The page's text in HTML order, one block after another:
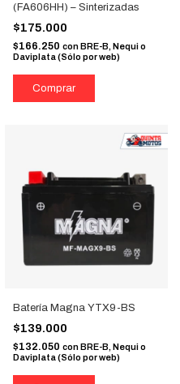
(FA606HH) – Sinterizadas
$175.000
$166.250 con BRE-B, Nequi o
Daviplata (Sólo por web)
Batería Magna YTX9-BS
$139.000
$132.050 con BRE-B, Nequi o
Daviplata (Sólo por web)